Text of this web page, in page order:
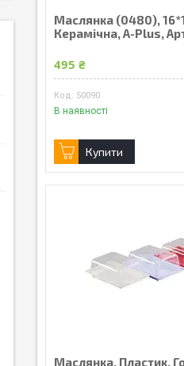
Маслянка (0480),
Керамічна, A-Plus,
495 ₴
50090
В наявності
Купити
Маслянка, Пластик,